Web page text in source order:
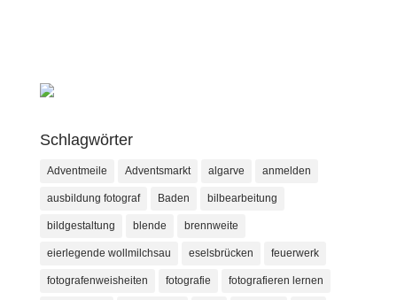
Schlagwörter
Adventmeile Adventsmarkt algarve anmelden
ausbildung fotograf Baden bilbearbeitung
bildgestaltung blende brennweite
eierlegende wollmilchsau eselsbrücken feuerwerk
fotografenweisheiten fotografie fotografieren lernen